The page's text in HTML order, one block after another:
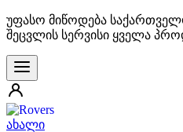
უფასო მიწოდება
შეცვლის სერვისი ყველა
ახალი